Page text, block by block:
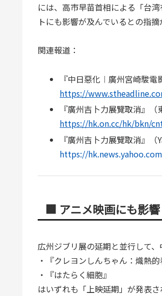
には、高市早苗首相による「台
トにも影響が及んでいるとの指摘
関連報道：
『中日惡化︱廣州宮崎駿電
https://
『廣州吉卜力展覽取消』（
https://hk.on.cc/hk/bkn/
『廣州吉卜力展覽取消』（
https://
■ アニメ映画にも影
広州ジブリ展の延期と並行して
・『クレヨンしんちゃん：熾熱的
・『はたらく細胞』
はいずれも「上映延期」が発表さ